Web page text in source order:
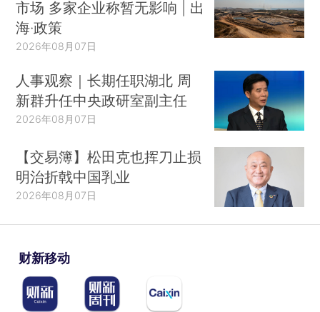
市场 多家企业称暂无影响 | 出
海·政策
2026年08月07日
人事观察｜长期任职湖北 周
新群升任中央政研室副主任
2026年08月07日
【交易簿】松田克也挥刀止损
明治折戟中国乳业
2026年08月07日
财新移动